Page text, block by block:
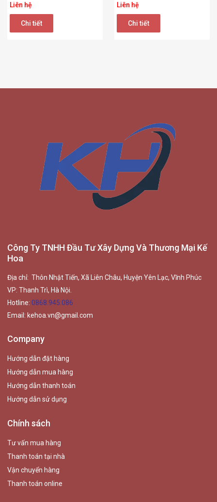
Liên hệ
Chi tiết
Liên hệ
Chi tiết
Công Ty TNHH Đầu Tư Xây Dựng Và Thương Mại Kế
Hoa
Địa chỉ: Thôn Nhật Tiến, Xã Liên Châu, Huyện Yên Lạc, Vĩnh Phúc
VP: Thanh Trì, Hà Nội.
Hotline: 0868.945.086
Email: kehoa.vn@gmail.com
Company
Hướng dẫn đặt hàng
Hướng dẫn mua hàng
Hướng dẫn thanh toán
Hướng dẫn sử dụng
Chính sách
Tư vấn mua hàng
Thanh toán tại nhà
Vận chuyển hàng
Thanh toán online